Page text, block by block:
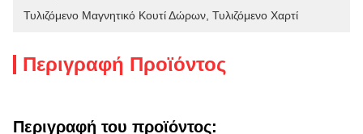
Τυλιζόμενο Μαγνητικό Κουτί Δώρων Τυλιζόμενο Χαρτί
Περιγραφή Προϊόντος
Περιγραφή του προϊόντος: